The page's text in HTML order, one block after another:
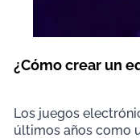
¿Cómo crear un
Los juegos
últimos años como